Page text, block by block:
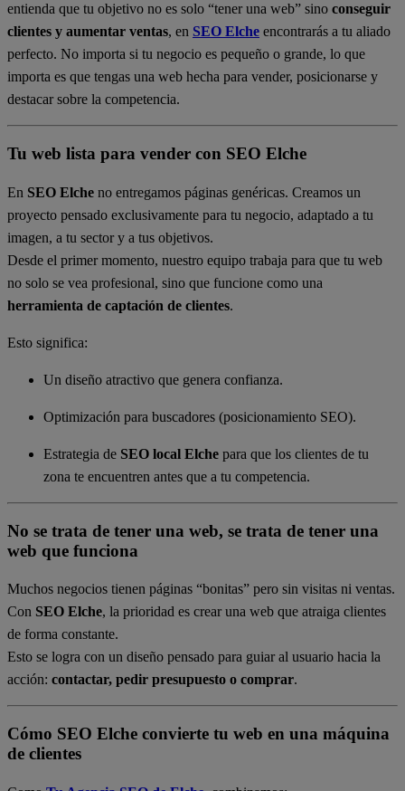
entienda que tu objetivo no es solo “tener una web” sino conseguir
clientes y aumentar ventas, en SEO Elche encontrarás a tu aliado
perfecto. No importa si tu negocio es pequeño o grande, lo que
importa es que tengas una web hecha para vender, posicionarse y
destacar sobre la competencia.
Tu web lista para vender con SEO Elche
En SEO Elche no entregamos páginas genéricas. Creamos un
proyecto pensado exclusivamente para tu negocio, adaptado a tu
imagen, a tu sector y a tus objetivos.
Desde el primer momento, nuestro equipo trabaja para que tu web
no solo se vea profesional, sino que funcione como una
herramienta de captación de clientes.
Esto significa:
Un diseño atractivo que genera confianza.
Optimización para buscadores (posicionamiento SEO).
Estrategia de SEO local Elche para que los clientes de tu
zona te encuentren antes que a tu competencia.
No se trata de tener una web, se trata de tener una
web que funciona
Muchos negocios tienen páginas “bonitas” pero sin visitas ni ventas.
Con SEO Elche, la prioridad es crear una web que atraiga clientes
de forma constante.
Esto se logra con un diseño pensado para guiar al usuario hacia la
acción: contactar, pedir presupuesto o comprar.
Cómo SEO Elche convierte tu web en una máquina
de clientes